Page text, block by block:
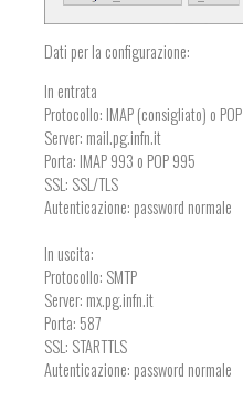
Dati per la configurazione:
In entrata
Protocollo: IMAP (consigliato) o POP
Server: mail.pg.infn.it
Porta: IMAP 993 o POP 995
SSL: SSL/TLS
Autenticazione: password normale
In uscita:
Protocollo: SMTP
Server: mx.pg.infn.it
Porta: 587
SSL: STARTTLS
Autenticazione: password normale